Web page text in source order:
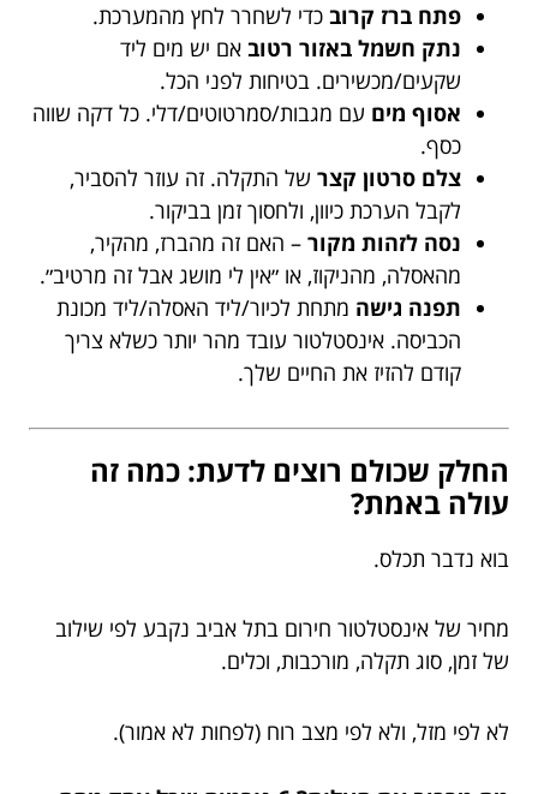
פתח ברז קרוב כדי לשחרר לחץ מהמערכת.
נתק חשמל באזור רטוב אם יש מים ליד
שקעים/מכשירים. בטיחות לפני הכל.
אסוף מים עם מגבות/סמרטוטים/דלי. כל דקה שווה
כסף.
צלם סרטון קצר של התקלה. זה עוזר להסביר,
לקבל הערכת כיוון, ולחסוך זמן בביקור.
נסה לזהות מקור – האם זה מהברז, מהקיר,
מהאסלה, מהניקוז, או ״אין לי מושג אבל זה מרטיב״.
תפנה גישה מתחת לכיור/ליד האסלה/ליד מכונת
הכביסה. אינסטלטור עובד מהר יותר כשלא צריך
קודם להזיז את החיים שלך.
החלק שכולם רוצים לדעת: כמה זה
עולה באמת?
בוא נדבר תכלס.
מחיר של אינסטלטור חירום בתל אביב נקבע לפי שילוב
של זמן, סוג תקלה, מורכבות, וכלים.
לא לפי מזל, ולא לפי מצב רוח (לפחות לא אמור).